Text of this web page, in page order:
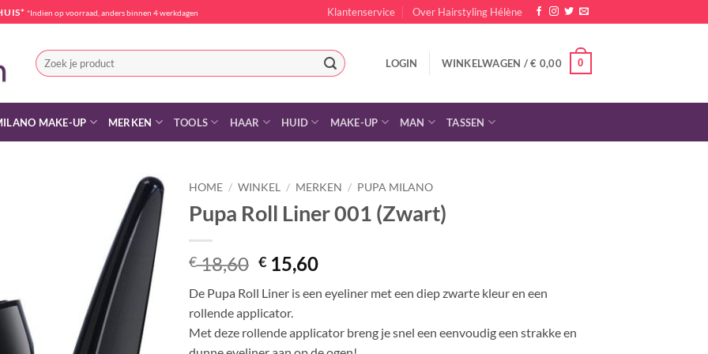
*Indien op voorraad, anders binnen 4 werkdagen Klantenservice Over Hairstyling Hélène
Zoeken
naar:
LOGIN WINKELWAGEN /€ 0,00 0
MAKE-UP MERKEN TOOLS HAAR HUID MAKE-UP MAN TASSEN
HOME / WINKEL / MERKEN / PUPA MILANO
Pupa Roll Liner 001 (Zwart)
€18,60 Oorspronkelijke
prijs
was:
€ 18,60.
€ 15,60Huidige
is:
De Pupa Roll Liner is een eyeliner met een diep zwarte kleur en een
rollende applicator.
Met deze rollende applicator breng je snel een eenvoudig een strakke en